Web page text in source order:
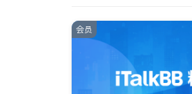
会员